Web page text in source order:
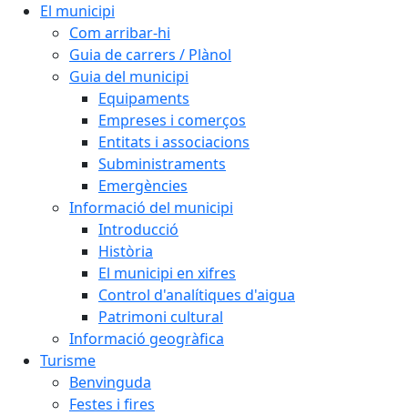
El municipi
Com arribar-hi
Guia de carrers / Plànol
Guia del municipi
Equipaments
Empreses i comerços
Entitats i associacions
Subministraments
Emergències
Informació del municipi
Introducció
Història
El municipi en xifres
Control d'analítiques d'aigua
Patrimoni cultural
Informació geogràfica
Turisme
Benvinguda
Festes i fires